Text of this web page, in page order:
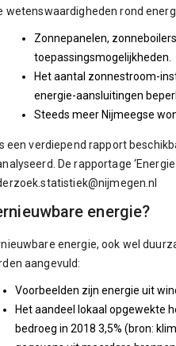
wetenswaardigheden rond
Zonnepanelen,
toepassingsmogelijkheden.
Het aantal zonnestroom-
energie-aansluitingen
Steeds meer Nijmeegse
een verdiepend rapport
De rapportage
energie?
energie, ook wel
aangevuld:
Voorbeelden zijn energie uit
Het aandeel lokaal opgewekte
bedroeg in 2018 3,5% (bron: